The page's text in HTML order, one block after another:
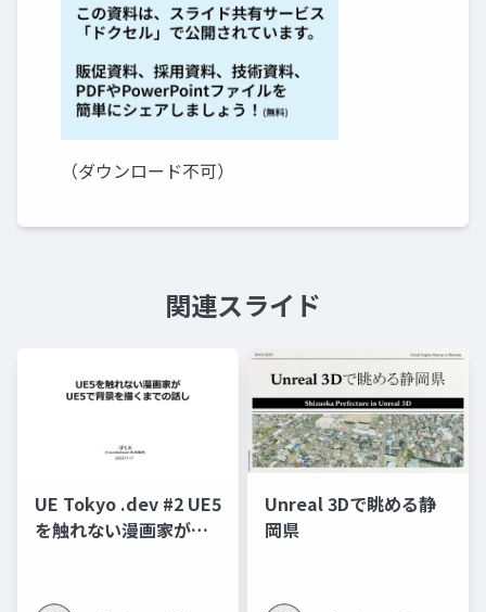
（ダウンロード不可）
関連スライド
UE Tokyo .dev #2 UE5
を触れない漫画家が
Unreal 3Dで眺める静
岡県